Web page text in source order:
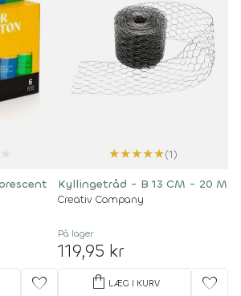
favorite
★★★★★(1)
Kyllingetråd - B 13 CM - 20 M
Creativ Company
På lager
119,95 kr
shopping_bag LÆG I KURV favorite